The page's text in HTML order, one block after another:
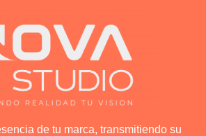
de tu marca, transmitiendo su